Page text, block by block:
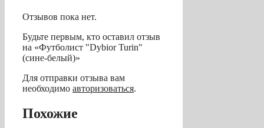
Отзывов пока нет.
Будьте первым, кто оставил отзыв
на «Футболист "Dybior Turin"
(сине-белый)»
Для отправки отзыва вам
необходимо авторизоваться.
Похожие